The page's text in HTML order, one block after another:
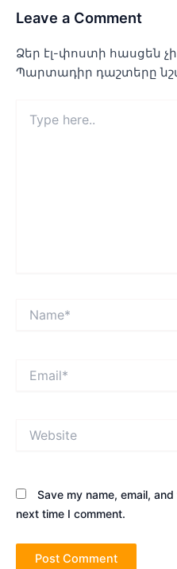
Leave a Comment
Ձեր էլ-փոստի հասցեն
Պարտադիր դաշտերը
here..
Save my name, email,
next time I comment.